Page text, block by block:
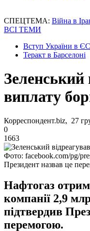
СПЕЦТЕМА: Війна в
ВСІ ТЕМИ
Вступ України в ЄС
Теракт в Барселоні
Зеленський
виплату
Корреспондент.biz, 27
0
1663
Фото: facebook.com/pg/
Президент назвав це
Нафтогаз
компанії 2,9
підтвердив
перемогою.